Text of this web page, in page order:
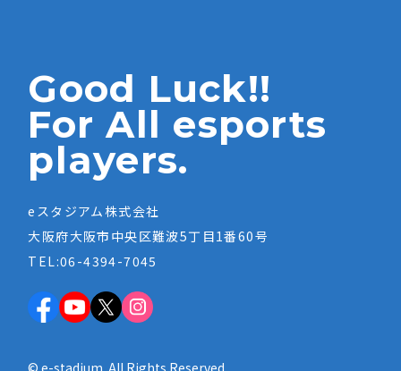
Good Luck!!
For All esports
players.
eスタジアム株式会社
大阪府大阪市中央区難波5丁目1番60号
TEL:06-4394-7045